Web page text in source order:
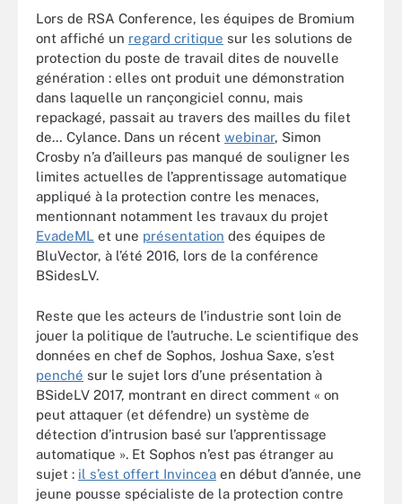
Lors de RSA Conference, les équipes de Bromium
ont affiché un regard critique sur les solutions de
protection du poste de travail dites de nouvelle
génération : elles ont produit une démonstration
dans laquelle un rançongiciel connu, mais
repackagé, passait au travers des mailles du filet
de… Cylance. Dans un récent webinar, Simon
Crosby n’a d’ailleurs pas manqué de souligner les
limites actuelles de l’apprentissage automatique
appliqué à la protection contre les menaces,
mentionnant notamment les travaux du projet
EvadeML et une présentation des équipes de
BluVector, à l’été 2016, lors de la conférence
BSidesLV.
Reste que les acteurs de l’industrie sont loin de
jouer la politique de l’autruche. Le scientifique des
données en chef de Sophos, Joshua Saxe, s’est
penché sur le sujet lors d’une présentation à
BSideLV 2017, montrant en direct comment « on
peut attaquer (et défendre) un système de
détection d’intrusion basé sur l’apprentissage
automatique ». Et Sophos n’est pas étranger au
sujet : il s’est offert Invincea en début d’année, une
jeune pousse spécialiste de la protection contre